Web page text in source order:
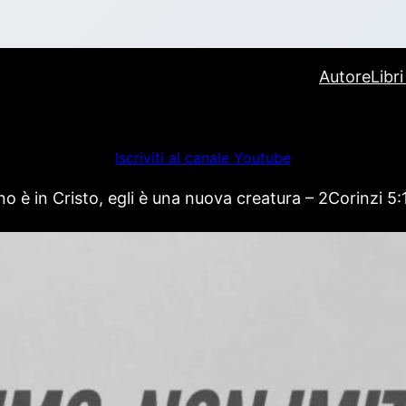
Autore
Iscriviti al canale Youtube
è in Cristo, egli è una nuova creatura – 2Corinzi